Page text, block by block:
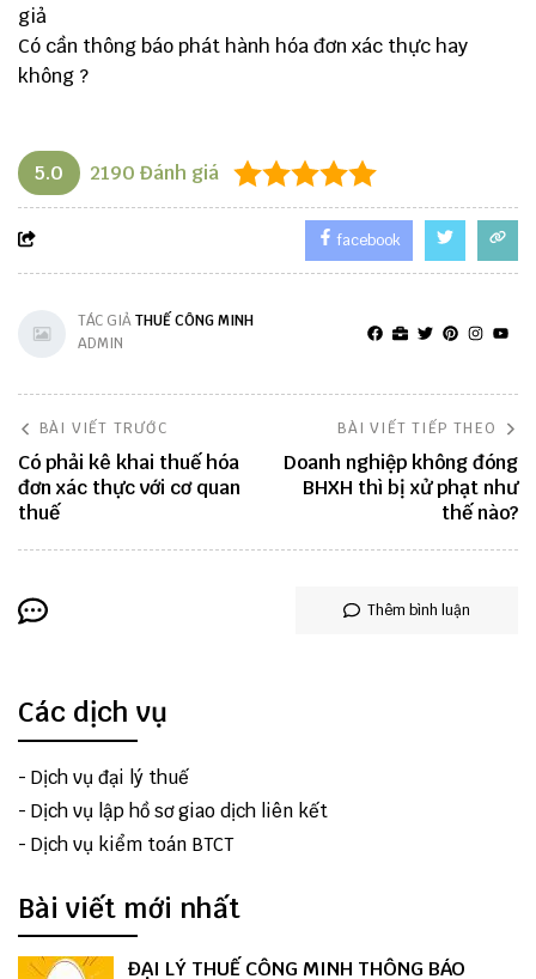
giả
Có cần thông báo phát hành hóa đơn xác thực hay
không ?
5.0 2190 Đánh giá
facebook
TÁC GIẢTHUẾ CÔNG MINH
ADMIN
BÀI VIẾT TRƯỚC
Có phải kê khai thuế hóa
đơn xác thực với cơ quan
thuế
BÀI VIẾT TIẾP THEO
Doanh nghiệp không đóng
BHXH thì bị xử phạt như
thế nào?
Thêm bình luận
Các dịch vụ
- Dịch vụ đại lý thuế
- Dịch vụ lập hồ sơ giao dịch liên kết
- Dịch vụ kiểm toán BTCT
Bài viết mới nhất
ĐẠI LÝ THUẾ CÔNG MINH THÔNG BÁO